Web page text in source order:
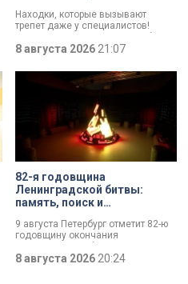
Находки, которые вызывают
трепет даже у специалистов!
Нательный крест возрастом более
тысячи лет и боевой топор – вот
главные трофеи археологической
экспедиции в Старой Ладоге в
8 августа 2026 21:07
82-я годовщина
Ленинградской битвы:
память, поиск и
9 августа Петербург отметит 82-ю
годовщину окончания
Ленинградской битвы. Это День
воинской славы, который был
официально установлен в апреле
8 августа 2026 20:24